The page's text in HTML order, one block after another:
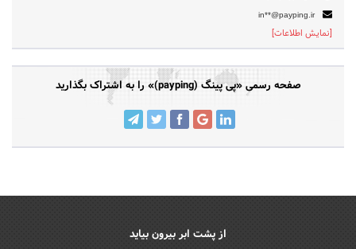
in**@payping.ir
[نمایش اطلاعات]
صفحه رسمی «پی پینگ (payping)» را به اشتراک بگذارید
از پشت ابر بیرون بیاید